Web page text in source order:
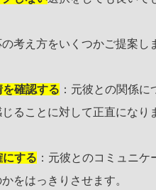
考え方をいくつかご提案し
を確認する ：元彼との関係
ることに対して正直になり
にする ：元彼とのコミュニ
をはっきりさせます。